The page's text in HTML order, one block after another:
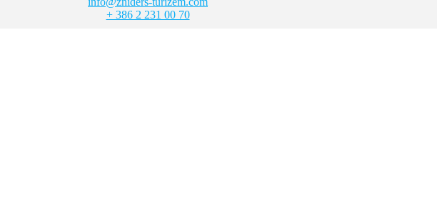
+ 386 2 231 00 70